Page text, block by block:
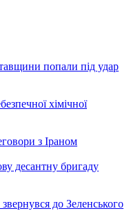
попали під удар
хімічної
з Іраном
десантну бригаду
до Зеленського